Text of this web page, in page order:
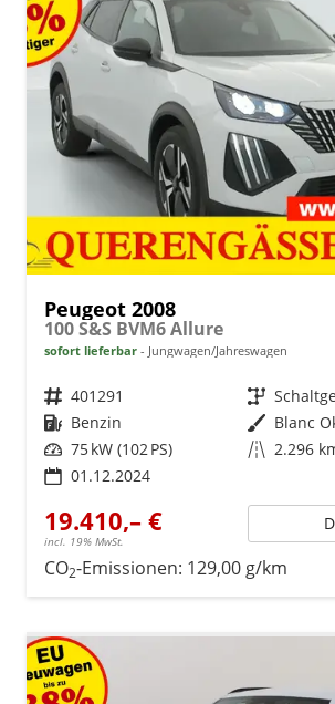
Peugeot 2008
100 S&S BVM6 Allure
sofort lieferbar Jungwagen/Jahreswagen
Fahrzeugnr. 401291 Getriebe
Kraftstoff Benzin Außenfarbe Blanc
Leistung 75 kW (102 PS) Kilometerstand 2.296
01.12.2024
19.410,– €
incl. 19% MwSt.
CO2-Emissionen: 129,00 g/km